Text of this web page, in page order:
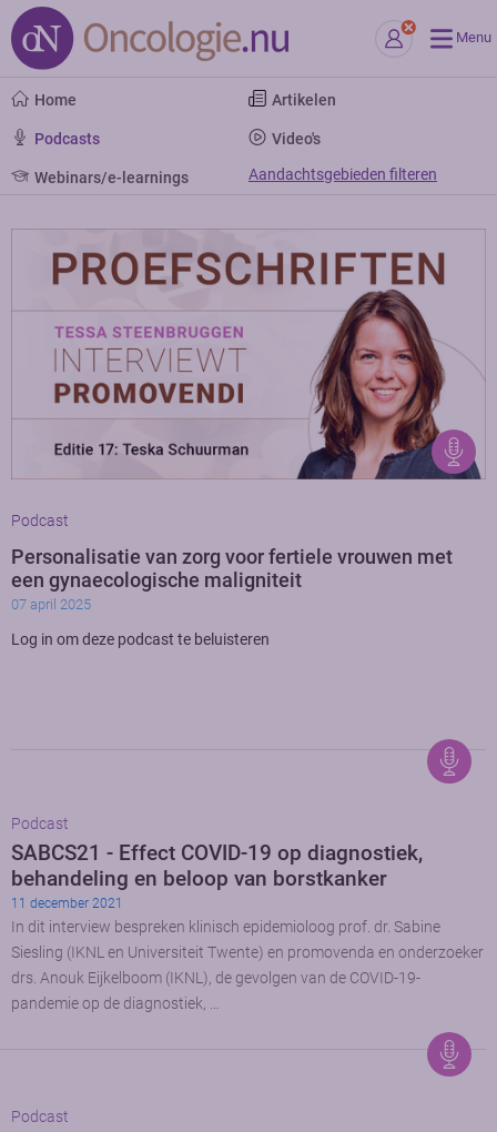
Menu
Home Artikelen
Podcasts Video's
Webinars/e-learnings Aandachtsgebieden filteren
Podcast
Personalisatie van zorg voor fertiele vrouwen met
een gynaecologische maligniteit
07 april 2025
Log in om deze podcast te beluisteren
Podcast
SABCS21 - Effect COVID-19 op diagnostiek,
behandeling en beloop van borstkanker
11 december 2021
In dit interview bespreken klinisch epidemioloog prof. dr. Sabine
Siesling (IKNL en Universiteit Twente) en promovenda en onderzoeker
drs. Anouk Eijkelboom (IKNL), de gevolgen van de COVID-19-
pandemie op de diagnostiek, …
Podcast